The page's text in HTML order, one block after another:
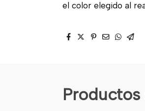
el color elegido al